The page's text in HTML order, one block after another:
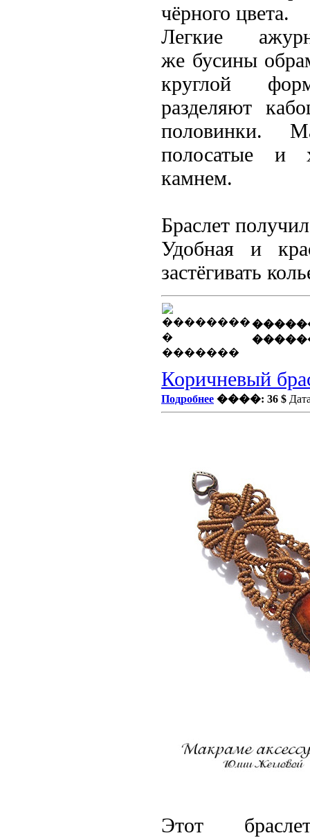
чёрного цвета.
Легкие
же бусины
круглой
разделяют
половинки.
полосатые и
камнем.
Браслет
Удобная и
застёгивать
Коричневый
Подробнее ����: 36 $
Этот